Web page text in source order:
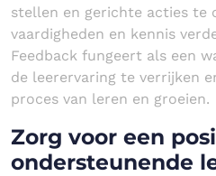
stellen en gerichte acties te
vaardigheden en kennis
Feedback fungeert als een
de leerervaring te verrijken
proces van leren en groeien.
Zorg voor een
ondersteunende